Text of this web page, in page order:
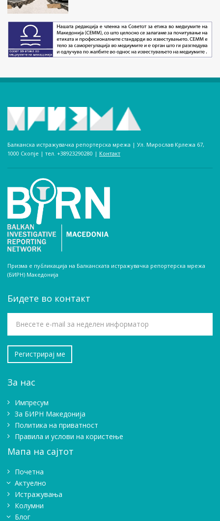
Балканска истражувачка репортерска мрежа | Ул. Мирослав Крлежа 67,
1000 Скопје | тел. +38923290280­ | Контакт
Призма е публикација на Балканската истражувачка репортерска мрежа
(БИРН) Македонија
Бидете во контакт
За нас
Импресум
Зa БИРН Македонија
Политика на приватност
Правила и услови на користење
Мапа на сајтот
Почетна
Актуелно
Истражувањa
Колумни
Блог